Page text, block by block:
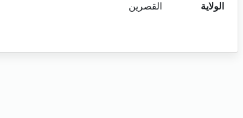
الولاية
القصرين